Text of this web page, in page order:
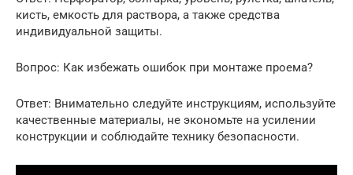
кисть, емкость для раствора, а также средства
индивидуальной защиты.
Вопрос: Как избежать ошибок при монтаже проема?
Ответ: Внимательно следуйте инструкциям, используйте
качественные материалы, не экономьте на усилении
конструкции и соблюдайте технику безопасности.